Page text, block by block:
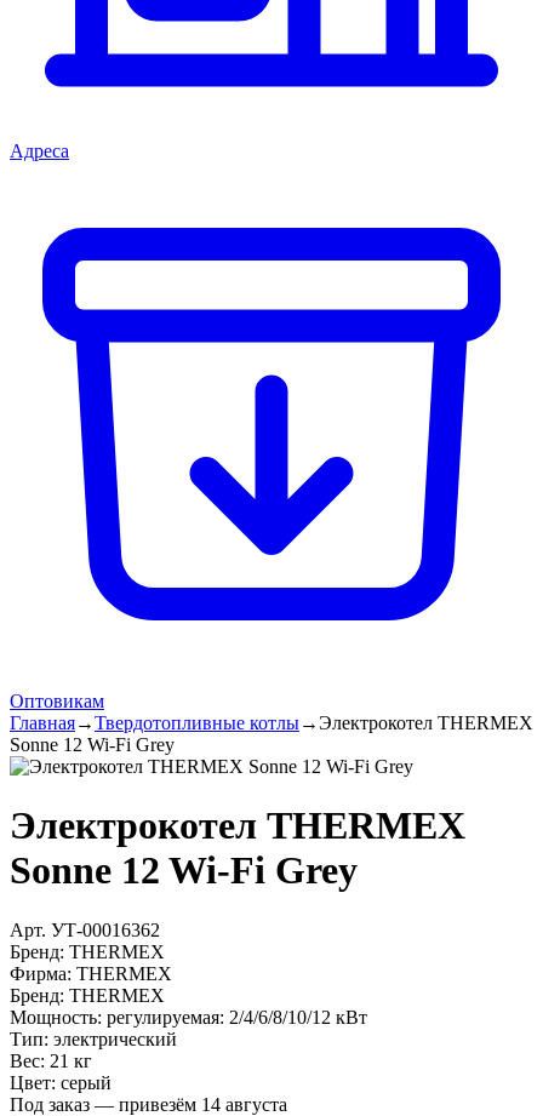
Адреса
Оптовикам
Главная→Твердотопливные котлы→Электрокотел THERMEX
Sonne 12 Wi-Fi Grey
Электрокотел THERMEX
Sonne 12 Wi-Fi Grey
Арт. УТ-00016362
Бренд: THERMEX
Фирма: THERMEX
Бренд: THERMEX
Мощность: регулируемая: 2/4/6/8/10/12 кВт
Тип: электрический
Вес: 21 кг
Цвет: серый
Под заказ — привезём 14 августа